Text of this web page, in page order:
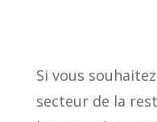
Si vous
secteur de la